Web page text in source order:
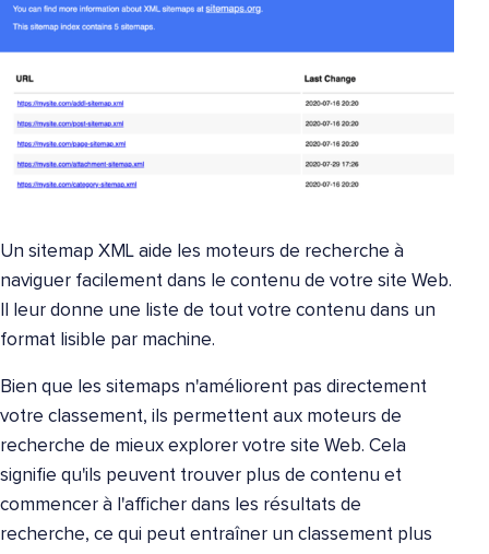
Un sitemap XML aide les moteurs de recherche à
naviguer facilement dans le contenu de votre site Web.
Il leur donne une liste de tout votre contenu dans un
format lisible par machine.
Bien que les sitemaps n'améliorent pas directement
votre classement, ils permettent aux moteurs de
recherche de mieux explorer votre site Web. Cela
signifie qu'ils peuvent trouver plus de contenu et
commencer à l'afficher dans les résultats de
recherche, ce qui peut entraîner un classement plus